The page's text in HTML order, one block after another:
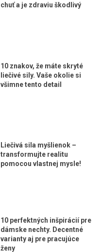
chuť a je zdraviu škodlivý
10 znakov, že máte skryté
liečivé sily. Vaše okolie si
všimne tento detail
Liečivá sila myšlienok –
transformujte realitu
pomocou vlastnej mysle!
10 perfektných inšpirácií pre
dámske nechty. Decentné
varianty aj pre pracujúce
ženy